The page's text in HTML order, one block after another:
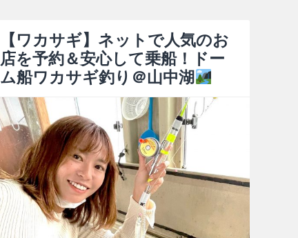
【ワカサギ】ネットで人気のお
店を予約＆安心して乗船！ドー
ム船ワカサギ釣り＠山中湖